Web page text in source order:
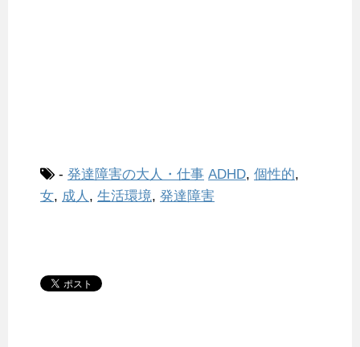
- 発達障害の大人・仕事 ADHD, 個性的,
女, 成人 , 生活環境, 発達障害